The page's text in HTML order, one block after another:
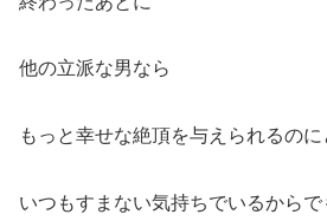
他の立派な男なら
もっと幸せな絶頂を与えられるのに
いつもすまない気持ちでいるからで